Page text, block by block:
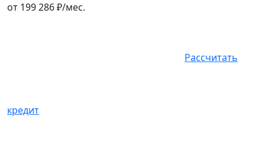
от 199 286₽/мес.
Рассчитать
кредит